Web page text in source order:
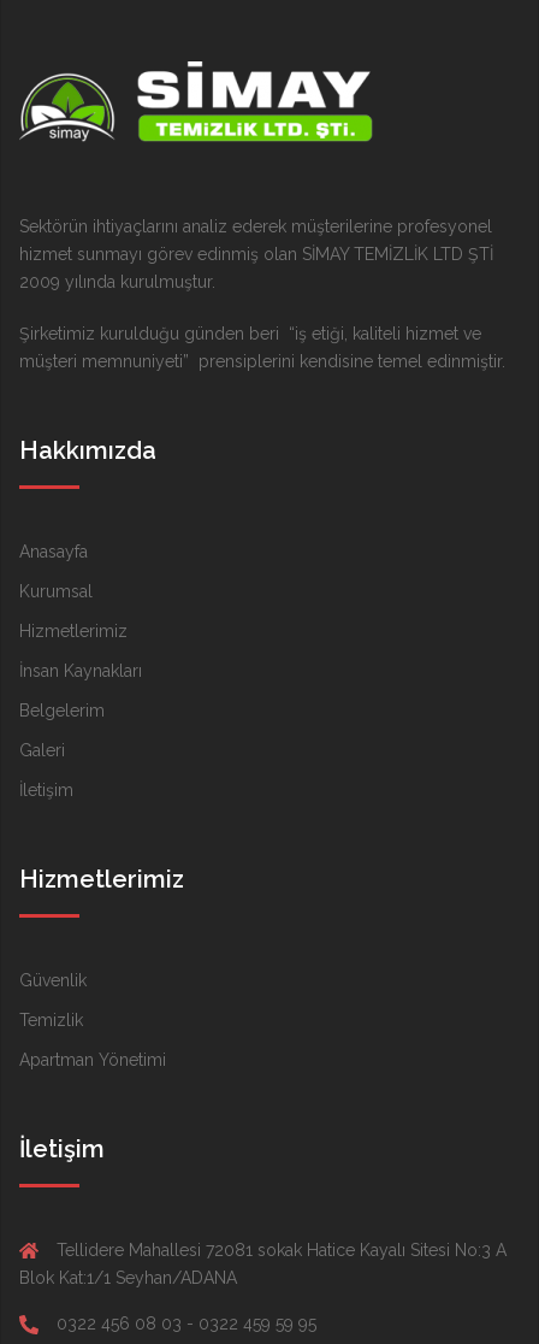
Sektörün ihtiyaçlarını analiz ederek müşterilerine profesyonel
hizmet sunmayı görev edinmiş olan SİMAY TEMİZLİK LTD ŞTİ
2009 yılında kurulmuştur.
Şirketimiz kurulduğu günden beri “iş etiği, kaliteli hizmet ve
müşteri memnuniyeti” prensiplerini kendisine temel edinmiştir.
Hakkımızda
Anasayfa
Kurumsal
Hizmetlerimiz
İnsan Kaynakları
Belgelerim
Galeri
İletişim
Hizmetlerimiz
Güvenlik
Temizlik
Apartman Yönetimi
İletişim
Tellidere Mahallesi 72081 sokak Hatice Kayalı Sitesi No:3 A
Blok Kat:1/1 Seyhan/ADANA
0322 456 08 03 - 0322 459 59 95